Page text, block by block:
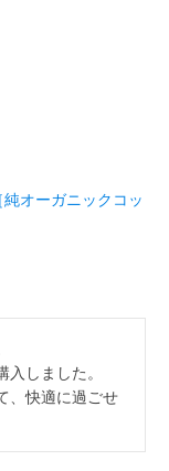
オーガニックコッ
しました。
、快適に過ごせ